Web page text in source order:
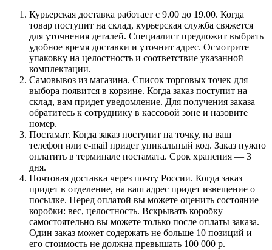
Курьерская доставка работает с 9.00 до 19.00. Когда
товар поступит на склад, курьерская служба свяжется
для уточнения деталей. Специалист предложит выбрать
удобное время доставки и уточнит адрес. Осмотрите
упаковку на целостность и соответствие указанной
комплектации.
Самовывоз из магазина. Список торговых точек для
выбора появится в корзине. Когда заказ поступит на
склад, вам придет уведомление. Для получения заказа
обратитесь к сотруднику в кассовой зоне и назовите
номер.
Постамат. Когда заказ поступит на точку, на ваш
телефон или e-mail придет уникальный код. Заказ нужно
оплатить в терминале постамата. Срок хранения — 3
дня.
Почтовая доставка через почту России. Когда заказ
придет в отделение, на ваш адрес придет извещение о
посылке. Перед оплатой вы можете оценить состояние
коробки: вес, целостность. Вскрывать коробку
самостоятельно вы можете только после оплаты заказа.
Один заказ может содержать не больше 10 позиций и
его стоимость не должна превышать 100 000 р.